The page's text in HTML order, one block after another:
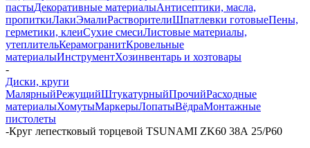
пастыДекоративные материалыАнтисептики, масла,
пропиткиЛакиЭмалиРастворителиШпатлевки готовыеПены,
герметики, клеиСухие смесиЛистовые материалы,
утеплительКерамогранитКровельные
материалыИнструментХозинвентарь и хозтовары
-
Диски, круги
МалярныйРежущийШтукатурныйПрочийРасходные
материалыХомутыМаркерыЛопатыВёдраМонтажные
пистолеты
-Круг лепестковый торцевой TSUNAMI ZK60 38А 25/Р60